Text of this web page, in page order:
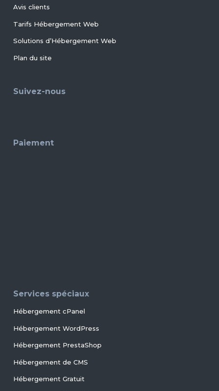
Avis clients
Tarifs Hébergement Web
Solutions d’Hébergement Web
Plan du site
Suivez-nous
Paiement
Services spéciaux
Hébergement cPanel
Hébergement WordPress
Hébergement PrestaShop
Hébergement de CMS
Hébergement Gratuit